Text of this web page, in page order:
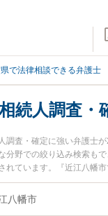
で法律相談できる弁護士
続人調査・
調査・確定に強い弁護士
分野での絞り込み検索も
れています。『近江八幡
検索したい』『初回相談
八幡市